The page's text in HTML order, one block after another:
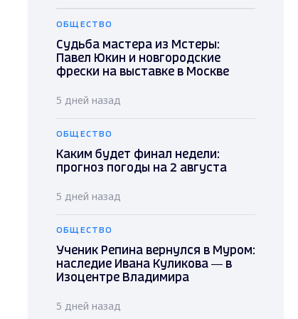
ОБЩЕСТВО
Судьба мастера из Мстеры:
Павел Юкин и новгородские
фрески на выставке в Москве
5 дней назад
ОБЩЕСТВО
Каким будет финал недели:
прогноз погоды на 2 августа
5 дней назад
ОБЩЕСТВО
Ученик Репина вернулся в Муром:
наследие Ивана Куликова — в
Изоцентре Владимира
5 дней назад